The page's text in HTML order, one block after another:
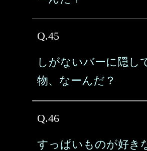
Q.45
しがないバーに隠し
物、なーんだ？
Q.46
すっぱいものが好き